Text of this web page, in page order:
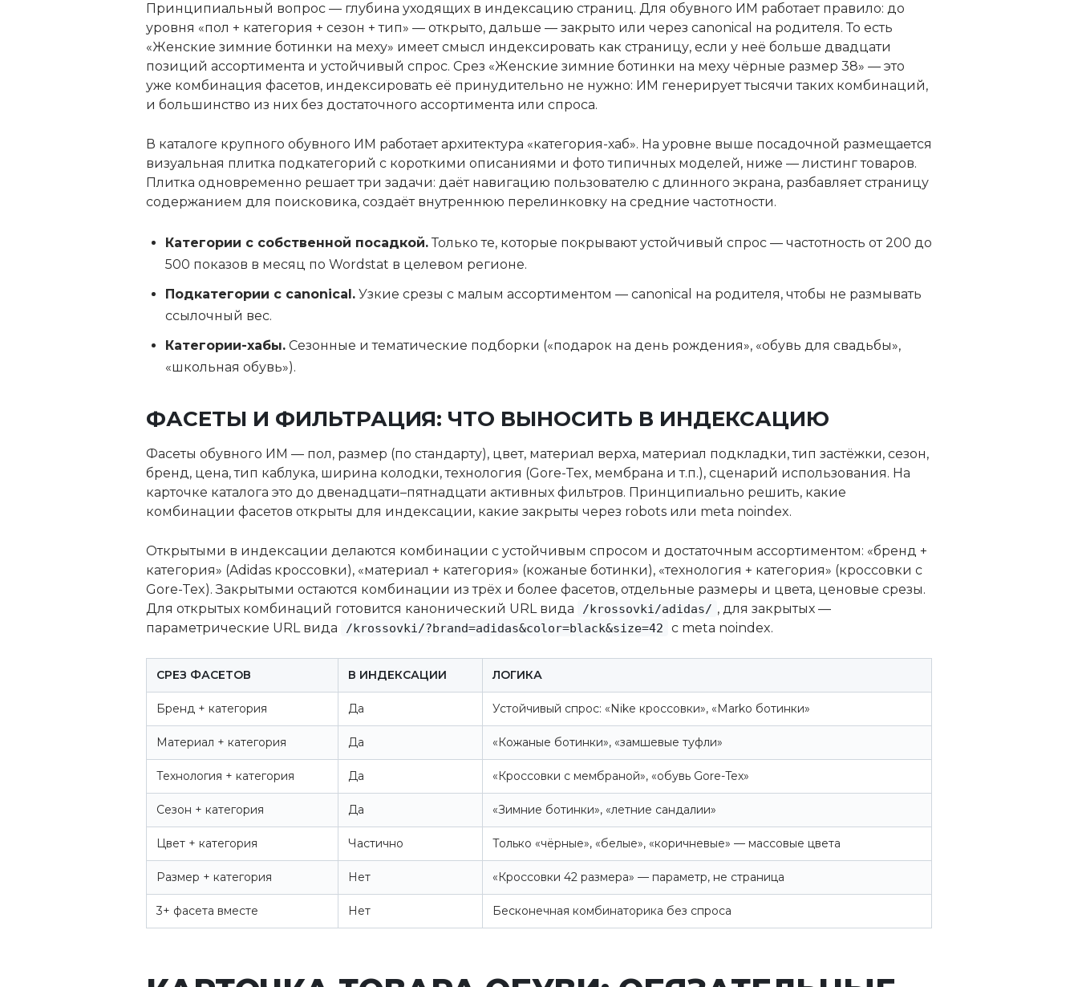
Принципиальный вопрос — глубина уходящих в индексацию страниц. Для обувного ИМ работает правило: до
уровня «пол + категория + сезон + тип» — открыто, дальше — закрыто или через canonical на родителя. То есть
«Женские зимние ботинки на меху» имеет смысл индексировать как страницу, если у неё больше двадцати
позиций ассортимента и устойчивый спрос. Срез «Женские зимние ботинки на меху чёрные размер 38» — это
уже комбинация фасетов, индексировать её принудительно не нужно: ИМ генерирует тысячи таких комбинаций,
и большинство из них без достаточного ассортимента или спроса.
В каталоге крупного обувного ИМ работает архитектура «категория-хаб». На уровне выше посадочной размещается
визуальная плитка подкатегорий с короткими описаниями и фото типичных моделей, ниже — листинг товаров.
Плитка одновременно решает три задачи: даёт навигацию пользователю с длинного экрана, разбавляет страницу
содержанием для поисковика, создаёт внутреннюю перелинковку на средние частотности.
Категории с собственной посадкой.Только те, которые покрывают устойчивый спрос — частотность от 200 до
500 показов в месяц по Wordstat в целевом регионе.
Подкатегории с canonical. Узкие срезы с малым ассортиментом — canonical на родителя, чтобы не размывать
ссылочный вес.
Категории-хабы. Сезонные и тематические подборки («подарок на день рождения», «обувь для свадьбы»,
«школьная обувь»).
ФАСЕТЫ И ФИЛЬТРАЦИЯ: ЧТО ВЫНОСИТЬ В ИНДЕКСАЦИЮ
Фасеты обувного ИМ — пол, размер (по стандарту), цвет, материал верха, материал подкладки, тип застёжки, сезон,
бренд, цена, тип каблука, ширина колодки, технология (Gore-Tex, мембрана и т.п.), сценарий использования. На
карточке каталога это до двенадцати–пятнадцати активных фильтров. Принципиально решить, какие
комбинации фасетов открыты для индексации, какие закрыты через robots или meta noindex.
Открытыми в индексации делаются комбинации с устойчивым спросом и достаточным ассортиментом: «бренд +
категория» (Adidas кроссовки), «материал + категория» (кожаные ботинки), «технология + категория» (кроссовки с
Gore-Tex). Закрытыми остаются комбинации из трёх и более фасетов, отдельные размеры и цвета, ценовые срезы.
Для открытых комбинаций готовится канонический URL вида
/krossovki/adidas/ , для закрытых —
параметрические URL вида
/krossovki/?brand=adidas&color=black&size=42 с meta noindex.
СРЕЗ ФАСЕТОВ В ИНДЕКСАЦИИ ЛОГИКА
Бренд + категория Да Устойчивый спрос: «Nike кроссовки», «Marko ботинки»
Материал + категория Да «Кожаные ботинки», «замшевые туфли»
Технология + категория Да «Кроссовки с мембраной», «обувь Gore-Tex»
Сезон + категория Да «Зимние ботинки», «летние сандалии»
Цвет + категория Частично Только «чёрные», «белые», «коричневые» — массовые цвета
Размер + категория Нет «Кроссовки 42 размера» — параметр, не страница
3+ фасета вместе Нет Бесконечная комбинаторика без спроса